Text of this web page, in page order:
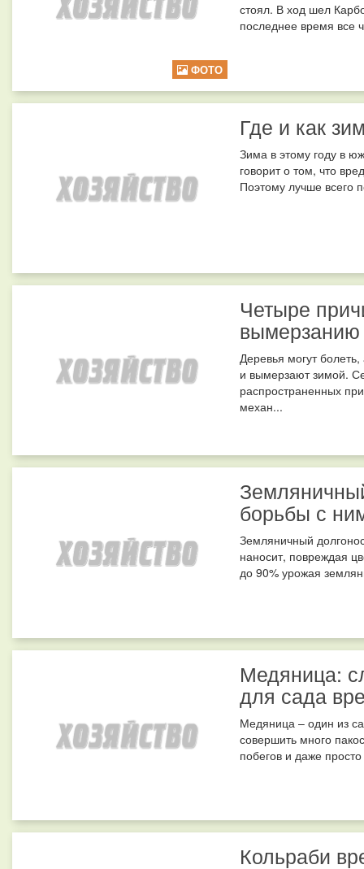
ФОТО
стоял. В ход шел
последнее время все
Где и как
Зима в этому году в
говорит о том, что
Поэтому лучше всего
Четыре
вымерзанию
Деревья могут
и вымерзают зимой.
распространенных
механ...
борьбы с
Земляничный
наносит, повреждая
до 90% урожая
Медяница:
для сада
Медяница – один из
совершить много
побегов и даже
Кольраби